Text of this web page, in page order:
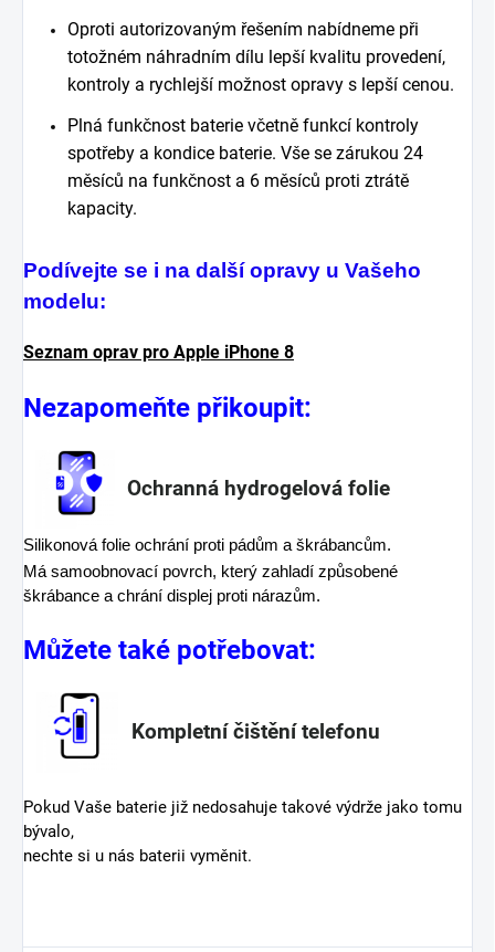
Oproti autorizovaným řešením nabídneme při
totožném náhradním dílu lepší kvalitu provedení,
kontroly a rychlejší možnost opravy s lepší cenou.
Plná funkčnost baterie včetně funkcí kontroly
spotřeby a kondice baterie. Vše se zárukou 24
měsíců na funkčnost a 6 měsíců proti ztrátě
kapacity.
Podívejte se i na další opravy u Vašeho
modelu:
Seznam oprav pro Apple iPhone 8
Nezapomeňte přikoupit:
Ochranná hydrogelová folie
Silikonová folie ochrání proti pádům a škrábancům.
Má samoobnovací povrch, který zahladí způsobené
škrábance a chrání displej proti nárazům.
Můžete také potřebovat:
Kompletní čištění telefonu
Pokud Vaše baterie již nedosahuje takové výdrže jako tomu
bývalo,
nechte si u nás baterii vyměnit.